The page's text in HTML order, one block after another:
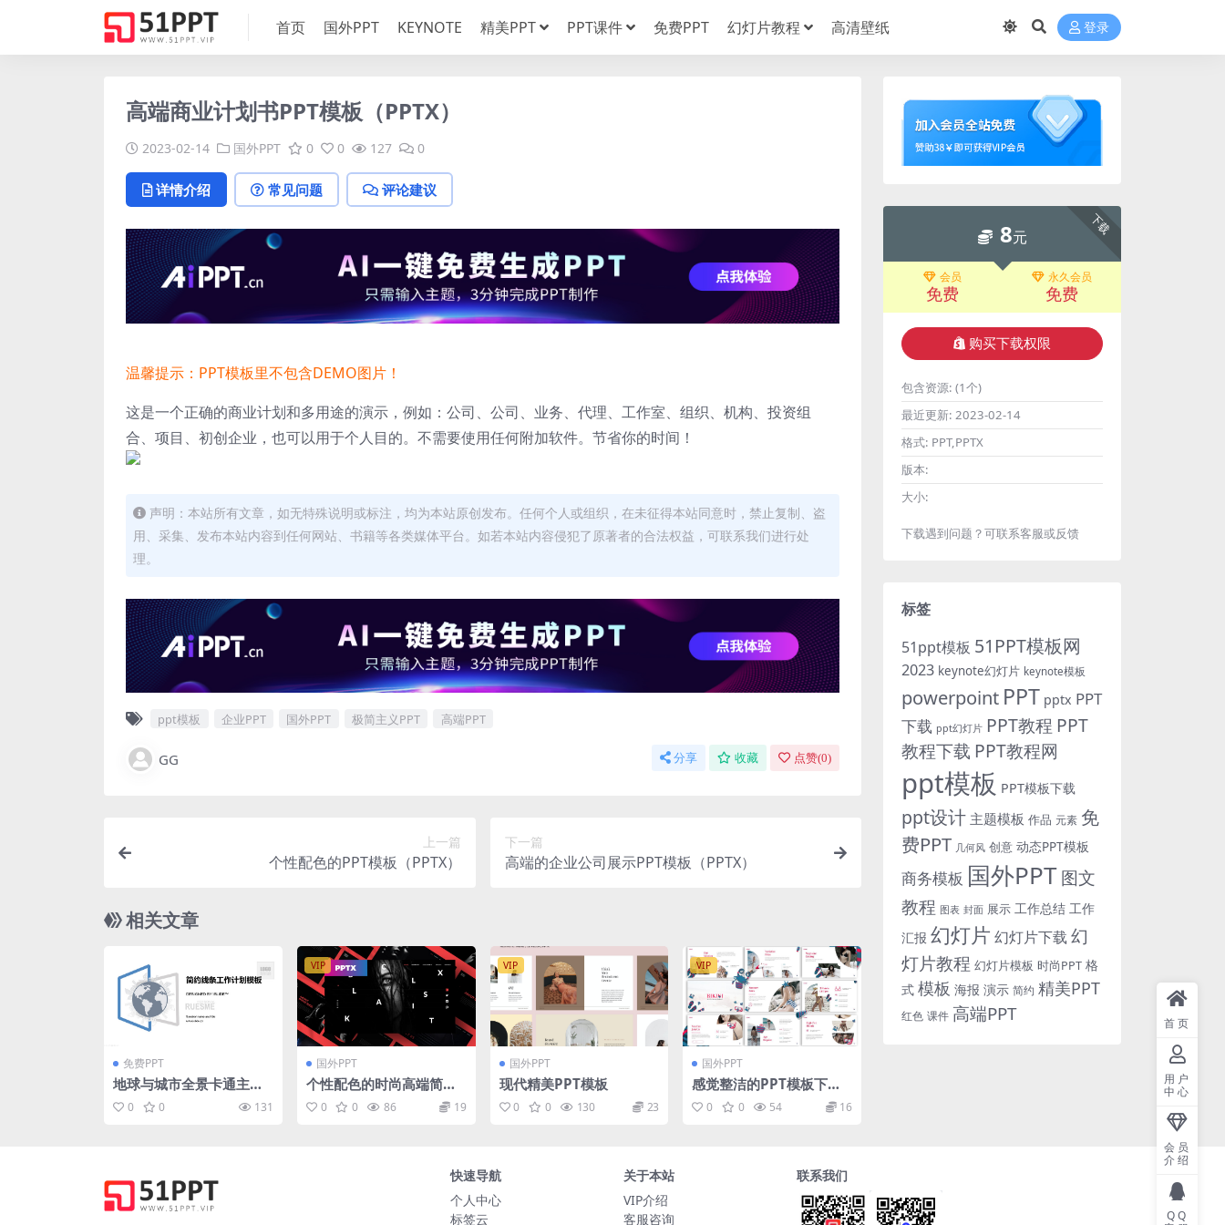
首页 国外PPT KEYNOTE 精美PPT PPT课件 免费PPT 幻灯片教程 高清壁纸 登录
高端商业计划书PPT模板（PPTX）
2023-02-14 国外PPT 0 0 127 0
详情介绍 常见问题 评论建议
温馨提示：PPT模板里不包含DEMO图片！
这是一个正确的商业计划和多用途的演示，例如：公司、公司、业务、代理、工作室、组织、机构、投资组
合、项目、初创企业，也可以用于个人目的。不需要使用任何附加软件。节省你的时间！
声明：本站所有文章，如无特殊说明或标注，均为本站原创发布。任何个人或组织，在未征得本站同意时，禁止复制、盗
用、采集、发布本站内容到任何网站、书籍等各类媒体平台。如若本站内容侵犯了原著者的合法权益，可联系我们进行处
理。
ppt模板 企业PPT 国外PPT 极简主义PPT 高端PPT
GG 分享 收藏 点赞(0)
上一篇
个性配色的PPT模板（PPTX）
下一篇
高端的企业公司展示PPT模板（PPTX）
相关文章
免费PPT
地球与城市全景卡通主图
简约线条工作计划ppt模
板
0 0 131
VIP
国外PPT
个性配色的时尚高端简约
多用途商务商业质感pow
erpoint幻灯片演示模板
0 0 86 19
VIP
国外PPT
现代精美PPT模板
0 0 130 23
VIP
国外PPT
感觉整洁的PPT模板下载
[PPTX]
0 0 54 16
下载
8元
会员
免费
永久会员
免费
购买下载权限
包含资源: (1个)
最近更新: 2023-02-14
格式: PPT,PPTX
版本:
大小:
下载遇到问题？可联系客服或反馈
标签
51ppt模板 51PPT模板网
2023 keynote幻灯片 keynote模板
powerpoint PPT pptx PPT
下载 ppt幻灯片 PPT教程 PPT
教程下载 PPT教程网
ppt模板 PPT模板下载
ppt设计 主题模板 作品 元素 免
费PPT 几何风 创意 动态PPT模板
商务模板 国外PPT图文
教程 图表 封面 展示 工作总结 工作
汇报 幻灯片 幻灯片下载 幻
灯片教程 幻灯片模板 时尚PPT 格
式 模板 海报 演示 简约 精美PPT
红色 课件 高端PPT
快速导航
个人中心
标签云
关于本站
VIP介绍
客服咨询
联系我们
首页
用户
中心
会员
介绍
QQ